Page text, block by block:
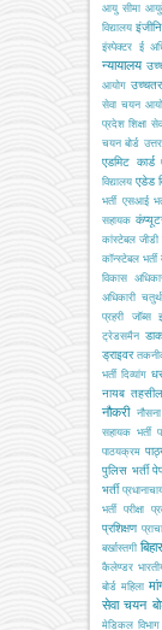
आयु सीमा
विद्यालय
इंस्पेक्टर ई
न्यायालय
आयोग उच्चतर
सेवा चयन
प्रदेश शिक्षा
चयन बोर्ड
एडमिट कार्ड
विद्यालय एडेड
भर्ती एसआई
सहायक
कांस्टेबल जीडी
कॉन्स्टेबल भर्ती
विकास
अधिकारी
प्रहरी
जॉब्स
ट्रेडसमैन
ड्राइवर
भर्ती दिव्यांग
नायब
नौकरी नौसना
सहायक भर्ती
पाठयक्रम
पुलिस भर्ती
भर्ती
भर्ती परीक्षा
प्रशिक्षण
बर्खास्तगी बिहार
कैलेण्डर
बोर्ड महिला
सेवा चयन
मेडिकल विभाग